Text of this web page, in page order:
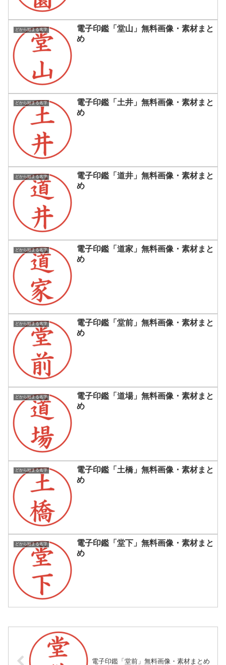
どから始まる名字
電子印鑑「堂山」無料画像・素材まと
め
どから始まる名字
電子印鑑「土井」無料画像・素材まと
め
どから始まる名字
電子印鑑「道井」無料画像・素材まと
め
どから始まる名字
電子印鑑「道家」無料画像・素材まと
め
どから始まる名字
電子印鑑「堂前」無料画像・素材まと
め
どから始まる名字
電子印鑑「道場」無料画像・素材まと
め
どから始まる名字
電子印鑑「土橋」無料画像・素材まと
め
どから始まる名字
電子印鑑「堂下」無料画像・素材まと
め
電子印鑑「堂前」無料画像・素材まとめ